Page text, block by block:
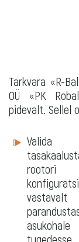
Tarkvara «R-
OÜ «PK
pidevalt. Sellel
Tarkvara
Valida
rootori
vastavalt
tugedesse